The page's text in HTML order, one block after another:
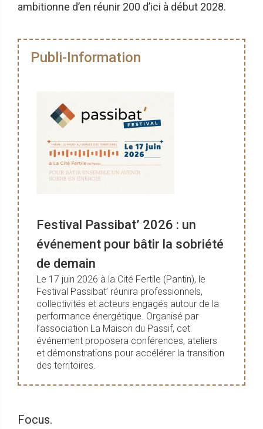
ambitionne d’en réunir 200 d’ici à début 2028.
Publi-Information
Festival Passibat’ 2026 : un
événement pour bâtir la sobriété
de demain
Le 17 juin 2026 à la Cité Fertile (Pantin), le
Festival Passibat’ réunira professionnels,
collectivités et acteurs engagés autour de la
performance énergétique. Organisé par
l’association La Maison du Passif, cet
événement proposera conférences, ateliers
et démonstrations pour accélérer la transition
des territoires.
Focus.